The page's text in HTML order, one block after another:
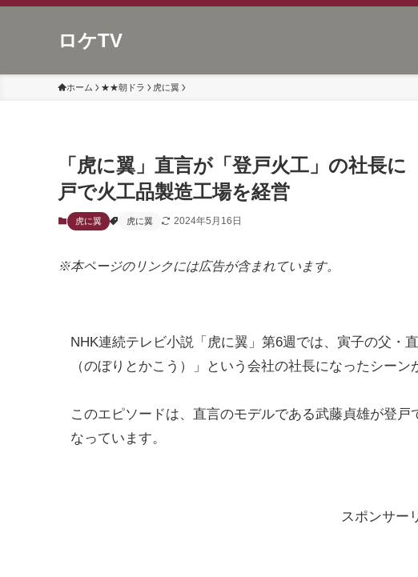
ロケTV
ホーム ★★朝ドラ 虎に翼
「虎に翼」直言が「登戸火工」の社長
戸で火工品製造工場を経営
虎に翼 虎に翼 2024年5月16日
※本ページのリンクには広告が含まれています。
NHK連続テレビ小説「虎に翼」第6週では、寅子の父・
（のぼりとかこう）」という会社の社長になったシーン
このエピソードは、直言のモデルである武藤貞雄が登
なっています。
スポンサー